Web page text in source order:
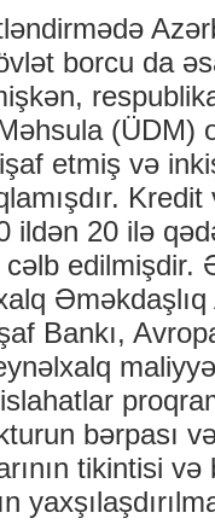
borcu da
(ÜDM)
etmiş və
ildən 20 ilə
cəlb edilmişdir.
Bankı,
bərpası
tikintisi